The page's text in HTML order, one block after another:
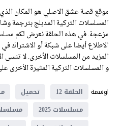
موقع قصة عشق الاصلي هو المكان
المسلسلات التركية المدبلج بترجمة
الاطلاع أيضا على شبكة أو
المزيد من المسلسلات الأخرى. لا
و المسلسلات التركية المثيرة الأخرى
اوسمة
الحلقة 12 تحميل
مسلسلات 2025